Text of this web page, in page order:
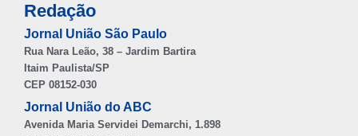
Redação
Jornal União São Paulo
Rua Nara Leão, 38 – Jardim Bartira
Itaim Paulista/SP
CEP 08152-030
Jornal União do ABC
Avenida Maria Servidei Demarchi, 1.898